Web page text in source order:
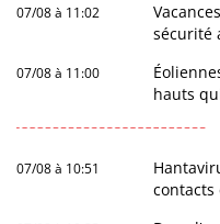
07/08 à 11:02
sécurité
07/08 à 11:00
hauts
07/08 à 10:51
contacts